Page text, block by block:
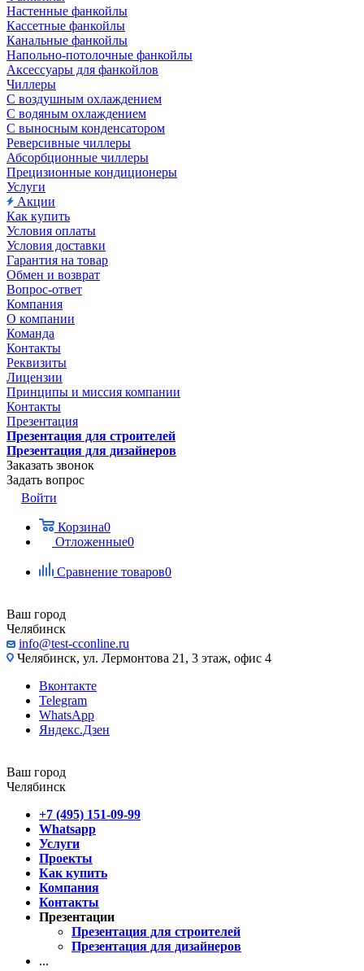
Настенные фанкойлы
Кассетные фанкойлы
Канальные фанкойлы
Напольно-потолочные фанкойлы
Аксессуары для фанкойлов
Чиллеры
С воздушным охлаждением
С водяным охлаждением
С выносным конденсатором
Реверсивные чиллеры
Абсорбционные чиллеры
Прецизионные кондиционеры
Услуги
Акции
Как купить
Условия оплаты
Условия доставки
Гарантия на товар
Обмен и возврат
Вопрос-ответ
Компания
О компании
Команда
Контакты
Реквизиты
Лицензии
Принципы и миссия компании
Контакты
Презентация
Презентация для строителей
Презентация для дизайнеров
Заказать звонок
Задать вопрос
Войти
Корзина0
Отложенные0
Сравнение товаров0
Ваш город
Челябинск
info@test-cconline.ru
Челябинск, ул. Лермонтова 21, 3 этаж, офис 4
Вконтакте
Telegram
WhatsApp
Яндекс.Дзен
Ваш город
Челябинск
+7 (495) 151-09-99
Whatsapp
Услуги
Проекты
Как купить
Компания
Контакты
Презентации
Презентация для строителей
Презентация для дизайнеров
...